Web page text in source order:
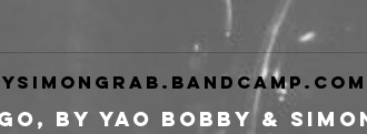
by Yao Bobby &